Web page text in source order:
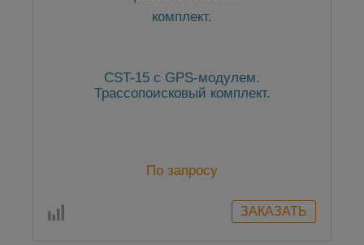
CST-15 c GPS-модулем.
Трассопоисковый комплект.
По запросу